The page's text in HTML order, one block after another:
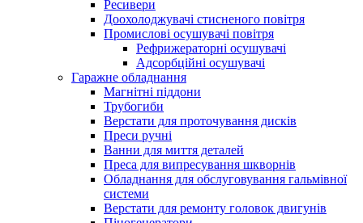
Ресивери
Доохолоджувачі стисненого повітря
Промислові осушувачі повітря
Рефрижераторні осушувачі
Адсорбційні осушувачі
Гаражне обладнання
Магнітні піддони
Трубогиби
Верстати для проточування дисків
Преси ручні
Ванни для миття деталей
Преса для випресування шкворнів
Обладнання для обслуговування гальмівної
системи
Верстати для ремонту головок двигунів